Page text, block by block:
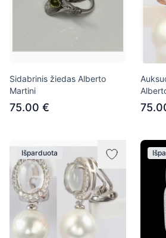
Sidabrinis žiedas Alberto
Martini
75.00 €
Išparduota